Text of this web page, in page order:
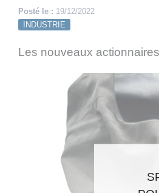
Posté le : 19/12/2022
INDUSTRIE
Les nouveaux